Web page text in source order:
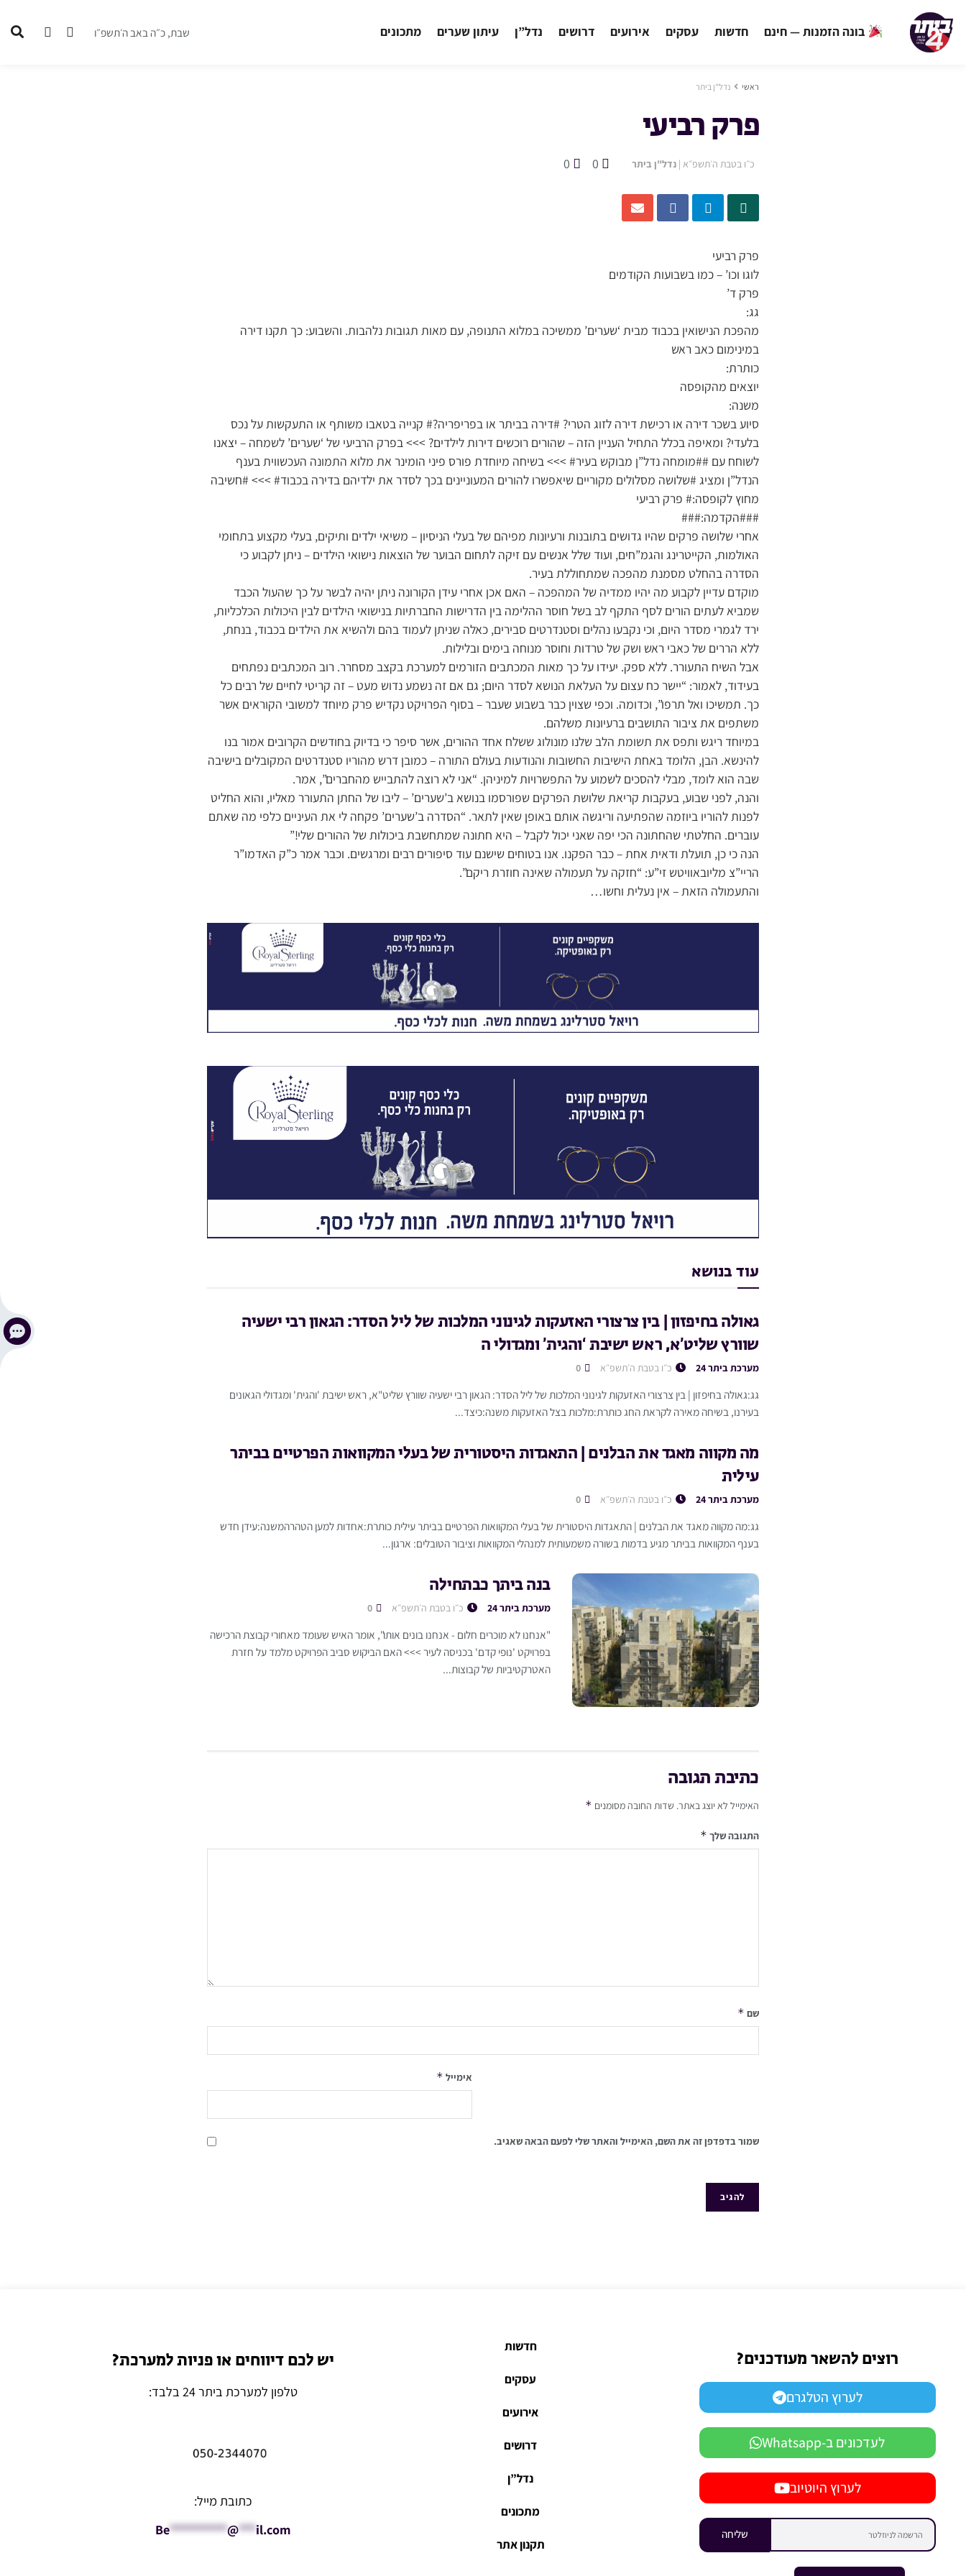
בונה הזמנות — חינם חדשות עסקים אירועים דרושים נדל”ן עיתון שערים מתכונים שבת, כ״ה באב ה׳תשפ״ו
ראשי נדל"ן ביתר
פרק רביעי
כ״ו בטבת ה׳תשפ״א | נדל"ן ביתר 0
0
פרק רביעי
לוגו וכו’ – כמו בשבועות הקודמים
פרק ד’
גג:
מהפכת הנישואין בכבוד מבית ‘שערים’ ממשיכה במלוא התנופה, עם מאות תגובות נלהבות. והשבוע: כך תקנו דירה
במינימום כאב ראש
כותרת:
יוצאים מהקופסה
משנה:
סיוע בשכר דירה או רכישת דירה לזוג הטרי? #דירה בביתר או בפריפריה?# קנייה בטאבו משותף או התעקשות על נכס
בלעדי? ומאיפה בכלל התחיל העניין הזה – שהורים רוכשים דירות לילדים? >>> בפרק הרביעי של ‘שערים’ לשמחה – יצאנו
לשוחח עם ##מומחה נדל”ן מבוקש בעיר# >>> בשיחה מיוחדת פורס פיני הומינר את מלוא התמונה העכשווית בענף
הנדל”ן ומציג #שלושה מסלולים מקוריים שיאפשרו להורים המעוניינים בכך לסדר את ילדיהם בדירה בכבוד# >>> #חשיבה
מחוץ לקופסה:# פרק רביעי
###הקדמה:###
אחרי שלושה פרקים שהיו גדושים בתובנות ורעיונות מפיהם של בעלי הניסיון – משיאי ילדים ותיקים, בעלי מקצוע בתחומי
האולמות, הקייטרינג והגמ”חים, ועוד שלל אנשים עם זיקה לתחום הבוער של הוצאות נישואי הילדים – ניתן לקבוע כי
הסדרה בהחלט מסמנת מהפכה שמתחוללת בעיר.
מוקדם עדיין לקבוע מה יהיו ממדיה של המהפכה – האם אכן אחרי עידן הקורונה ניתן יהיה לבשר על כך שהעול הכבד
שמביא לעתים הורים לסף התקף לב בשל חוסר ההלימה בין הדרישות החברתיות בנישואי הילדים לבין היכולות הכלכליות,
ירד לגמרי מסדר היום, וכי נקבעו נהלים וסטנדרטים סבירים, כאלה שניתן לעמוד בהם ולהשיא את הילדים בכבוד, בנחת,
ללא הררים של כאבי ראש ושק של טרדות וחוסר מנוחה בימים ובלילות.
אבל השיח התעורר. ללא ספק. יעידו על כך מאות המכתבים הזורמים למערכת בקצב מסחרר. רוב המכתבים נפתחים
בעידוד, לאמור: “יישר כח עצום על העלאת הנושא לסדר היום; גם אם זה נשמע נדוש מעט – זה קריטי לחיים של רבים כל
כך. תמשיכו ואל תרפו”, וכדומה. וכפי שצוין כבר בשבוע שעבר – בסוף הפרויקט נקדיש פרק מיוחד למשובי הקוראים אשר
משתפים את ציבור התושבים ברעיונות משלהם.
במיוחד ריגש ותפס את תשומת הלב שלנו מונולוג ששלח אחד ההורים, אשר סיפר כי בדיוק בחודשים הקרובים אמור בנו
להינשא. הבן, הלומד באחת הישיבות החשובות והנודעות בעולם התורה – כמובן דרש מהוריו סטנדרטים המקובלים בישיבה
שבה הוא לומד, מבלי להסכים לשמוע על התפשרויות למיניהן. “אני לא רוצה להתבייש מהחברים”, אמר.
והנה, לפני שבוע, בעקבות קריאת שלושת הפרקים שפורסמו בנושא ב’שערים’ – ליבו של החתן התעורר מאליו, והוא החליט
לפנות להוריו ביוזמה שהפתיעה וריגשה אותם באופן שאין לתאר. “הסדרה ב’שערים’ פקחה לי את העיניים כלפי מה שאתם
עוברים. החלטתי שהחתונה הכי יפה שאני יכול לקבל – היא חתונה שמתחשבת ביכולות של ההורים שלי!”
הנה כי כן, תועלת ודאית אחת – כבר הפקנו. אנו בטוחים שישנם עוד סיפורים רבים ומרגשים. וכבר אמר כ”ק האדמו”ר
הריי”צ מליובאוויטש זי”ע: “חזקה על תעמולה שאינה חוזרת ריקם”.
והתעמולה הזאת – אין נעלית וחשו…
עוד בנושא
גאולה בחיפזון | בין צרצורי האזעקות לגינוני המלכות של ליל הסדר: הגאון רבי ישעיה
שוורץ שליט’א, ראש ישיבת ‘והגית’ ומגדולי ה
מערכת ביתר 24 כ״ו בטבת ה׳תשפ״א
גג:גאולה בחיפזון | בין צרצורי האזעקות לגינוני המלכות של ליל הסדר: הגאון רבי ישעיה שוורץ שליט"א, ראש ישיבת 'והגית' ומגדולי הגאונים
בעירנו, בשיחה מאירה לקראת החג כותרת:מלכות בצל האזעקות משנה:כיצד...
מה מקווה מאגד את הבלנים | התאגדות היסטורית של בעלי המקוואות הפרטיים בביתר
עילית
מערכת ביתר 24 כ״ו בטבת ה׳תשפ״א
גג:מה מקווה מאגד את הבלנים | התאגדות היסטורית של בעלי המקוואות הפרטיים בביתר עילית כותרת:אחדות למען הטהרהמשנה:עידן חדש
בענף המקוואות בביתר מגיע בדמות בשורה משמעותית למנהלי המקוואות וציבור הטובלים: ארגון...
בנה ביתך כבתחילה
מערכת ביתר 24 כ״ו בטבת ה׳תשפ״א
"אנחנו לא מוכרים חלום - אנחנו בונים אותו", אומר האיש שעומד מאחורי קבוצת הרכישה
בפרויקט 'נופי קדם' בכניסה לעיר >>> האם הביקוש סביב הפרויקט מלמד על חזרת
האטרקטיביות של קבוצות...
כתיבת תגובה
האימייל לא יוצג באתר. שדות החובה מסומנים *
התגובה שלך *
שם *
אימייל *
שמור בדפדפן זה את השם, האימייל והאתר שלי לפעם הבאה שאגיב.
רוצים להשאר מעודכנים?
לערוץ הטלגרם
לעדכונים ב-Whatsapp
לערוץ היוטיוב
שליחה
חדשות
עסקים
אירועים
דרושים
נדל”ן
מתכונים
תקנון אתר
יש לכם דיווחים או פניות למערכת?
טלפון למערכת ביתר 24 בלבד:
כתובת מייל:
Be**********@***il.com